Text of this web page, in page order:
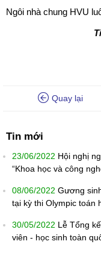
Ngôi nhà chung HVU
Quay lại
Tin mới
23/06/2022 Hội nghị
“Khoa học và công
08/06/2022 Gương
tại kỳ thi Olympic toán
30/05/2022 Lễ Tổng
viên - học sinh toàn